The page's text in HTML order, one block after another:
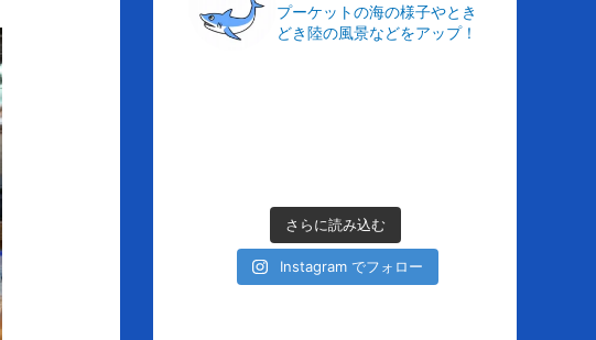
プーケットの海の様子やとき
どき陸の風景などをアップ！
さらに読み込む
Instagram でフォロー